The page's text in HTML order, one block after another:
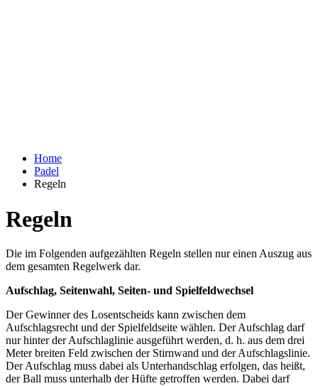
Home
Padel
Regeln
Regeln
Die im Folgenden aufgezählten Regeln stellen nur einen Auszug aus
dem gesamten Regelwerk dar.
Aufschlag, Seitenwahl, Seiten- und Spielfeldwechsel
Der Gewinner des Losentscheids kann zwischen dem
Aufschlagsrecht und der Spielfeldseite wählen. Der Aufschlag darf
nur hinter der Aufschlaglinie ausgeführt werden, d. h. aus dem drei
Meter breiten Feld zwischen der Stirnwand und der Aufschlagslinie.
Der Aufschlag muss dabei als Unterhandschlag erfolgen, das heißt,
der Ball muss unterhalb der Hüfte getroffen werden. Dabei darf